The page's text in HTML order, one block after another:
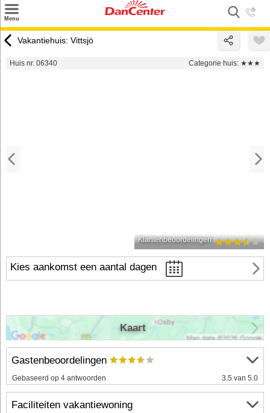
Menu
Inspiratie
Vakantiehuis: Vittsjö
Huis nr. 06340 Categorie huis: ★★★
Klantenbeoordelingen
Kies aankomst een aantal dagen
Gastenbeoordelingen
Gebaseerd op 4 antwoorden 3.5 van 5.0
Faciliteiten vakantiewoning
Kaart